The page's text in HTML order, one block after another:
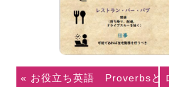
« お役立ち英語 Proverbsと